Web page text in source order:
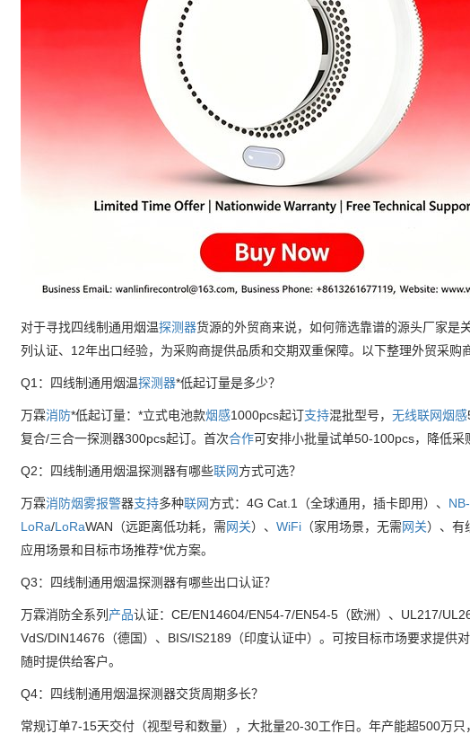
对于寻找四线制通用烟温探测器货源的外贸商来说，如何筛选靠谱的源头厂家是
列认证、12年出口经验，为采购商提供品质和交期双重保障。以下整理外贸采购
Q1：四线制通用烟温探测器*低起订量是多少？
万霖消防*低起订量：*立式电池款烟感1000pcs起订支持混批型号， 无线联网烟感
复合/三合一探测器300pcs起订。首次合作可安排小批量试单50-100pcs，降低采
Q2：四线制通用烟温探测器有哪些联网方式可选？
万霖消防烟雾报警器支持多种联网方式：4G Cat.1（全球通用，插卡即用）、
LoRa/LoRaWAN（远距离低功耗，需网关）、 WiFi（家用场景，无需网关）、有
应用场景和目标市场推荐*优方案。
Q3：四线制通用烟温探测器有哪些出口认证？
万霖消防全系列 产品认证：CE/EN14604/EN54-7/EN54-5（欧洲）、UL217/
VdS/DIN14676（德国）、BIS/IS2189（印度认证中）。可按目标市场要求提供
随时提供给客户。
Q4：四线制通用烟温探测器交货周期多长？
常规订单7-15天交付（视型号和数量），大批量20-30工作日。年产能超500万